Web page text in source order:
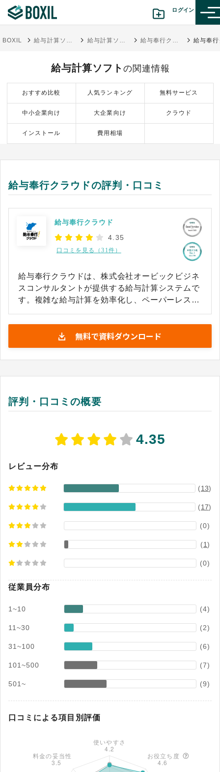
ログイン
診断から探す(β版)
記事から探す
BOXILの使い方ガイド
BOXIL 給与計算ソフトの比較おすすめ12選 - 料金・連携比較表 | 図解チャートで選び方がわかる 給与計算ソフト 給与奉行クラウド
給与計算ソフトの関連情報
おすすめ比較 人気ランキング 無料サービス
中小企業向け 大企業向け クラウド
インストール 費用相場
給与奉行クラウドの評判・口コミ
給与奉行クラウド
4.35
口コミを見る（31件）
給与奉行クラウドは、株式会社オービックビジネ
スコンサルタントが提供する給与計算システムで
す。複雑な給与計算を効率化し、ペーパーレス化
書類を電子配布できるため、印刷や封入、発送の
手間を削減できるのも利点です。 残業手当や通勤
手当など複雑な計算も自動化でき、計算ミスを防
ぎつつ処理を高速化します。制度改正に合わせて
系や専門家連携機能を備えているのも、給与奉行
クラウドの大きな強みだといえるでしょう。
無料で資料ダウンロード
評判・口コミの概要
4.35
レビュー分布
(13)
(17)
(0)
(1)
(0)
従業員分布
1~10 (4)
11~30 (2)
31~100 (6)
101~500 (7)
501~ (9)
口コミによる項目別評価